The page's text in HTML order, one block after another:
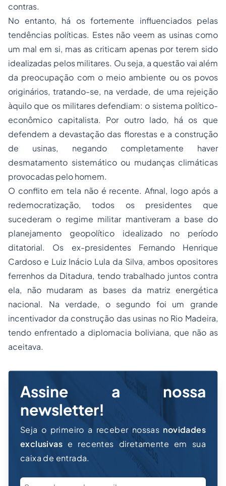
contras.
No entanto, há os fortemente influenciados pelas
tendências políticas. Estes não veem as usinas como
um mal em si, mas as criticam apenas por terem sido
idealizadas pelos militares. Ou seja, a questão vai além
da preocupação com o meio ambiente ou os povos
originários, tratando-se, na verdade, de uma rejeição
àquilo que os militares defendiam: o sistema político-
econômico capitalista. Por outro lado, há os que
defendem a devastação das florestas e a construção
de usinas, negando completamente haver
desmatamento sistemático ou mudanças climáticas
provocadas pelo homem.
O conflito em tela não é recente. Afinal, logo após a
redemocratização, todos os presidentes que
sucederam o regime militar mantiveram a base do
planejamento geopolítico idealizado no período
ditatorial. Os ex-presidentes Fernando Henrique
Cardoso e Luiz Inácio Lula da Silva, ambos opositores
ferrenhos da Ditadura, tendo trabalhado juntos contra
ela, não mudaram as bases da matriz energética
nacional. Na verdade, o segundo foi um grande
incentivador da construção das usinas no Rio Madeira,
tendo enfrentado a diplomacia boliviana, que não as
aceitava.
Assine a nossa
newsletter!
Seja o primeiro a receber nossas novidades
exclusivas e recentes diretamente em sua
caixa de entrada.